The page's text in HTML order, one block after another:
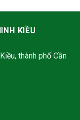
KIỀU
thành phố Cần